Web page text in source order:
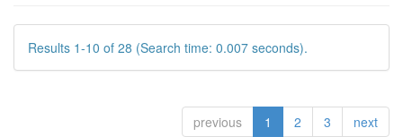
Results 1-10 of 28 (Search time: 0.007 seconds).
previous 1 2 3 next